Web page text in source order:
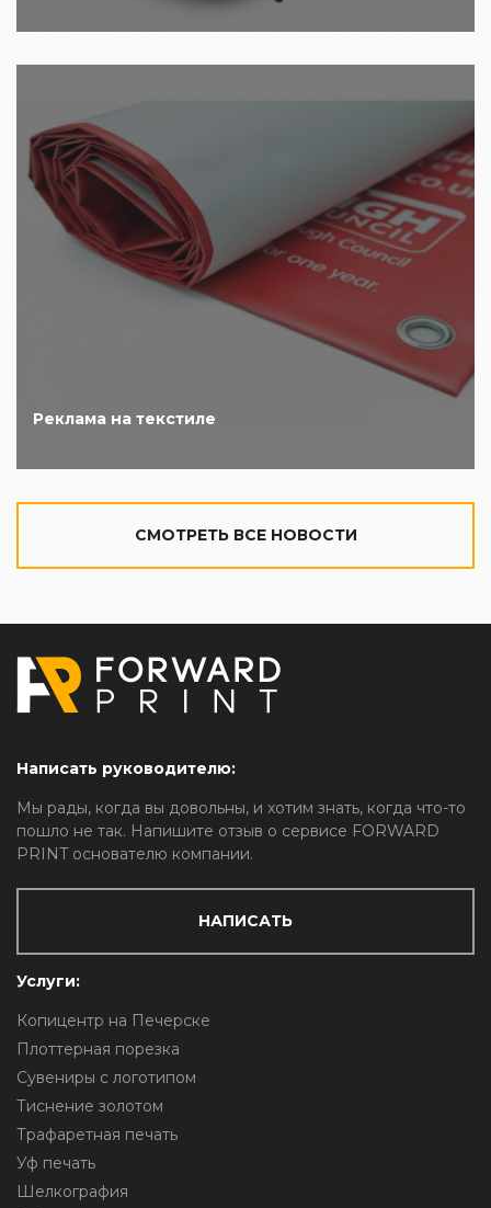
Реклама на текстиле
CМОТРЕТЬ ВСЕ НОВОСТИ
Написать руководителю:
Мы рады, когда вы довольны, и хотим знать, когда что-то
пошло не так. Напишите отзыв о сервисе FORWARD
PRINT основателю компании.
НАПИСАТЬ
Услуги:
Копицентр на Печерске
Плоттерная порезка
Сувениры с логотипом
Тиснение золотом
Трафаретная печать
Уф печать
Шелкография